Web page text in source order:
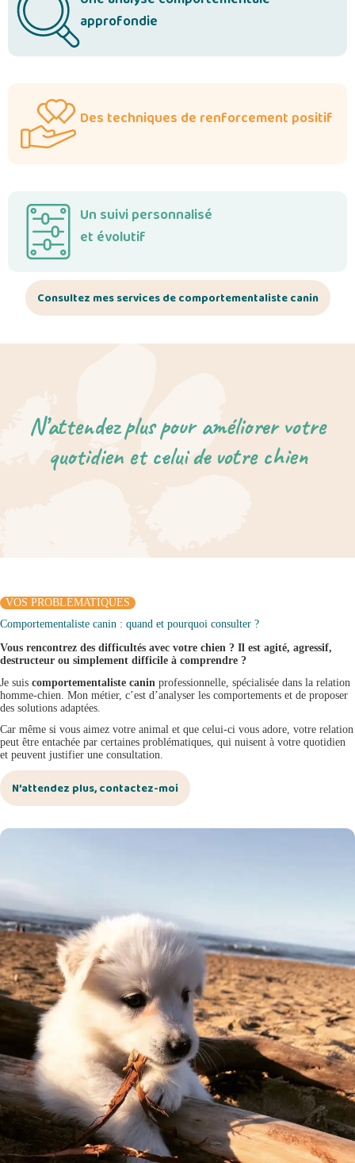
approfondie
Des techniques de renforcement positif
Un suivi personnalisé
et évolutif
Consultez mes services de comportementaliste canin
N’attendez plus pour améliorer votre
quotidien et celui de votre chien
VOS PROBLÉMATIQUES
Comportementaliste canin : quand et pourquoi consulter ?
Vous rencontrez des difficultés avec votre chien ? Il est agité, agressif,
destructeur ou simplement difficile à comprendre ?
Je suis comportementaliste canin professionnelle, spécialisée dans la relation
homme-chien. Mon métier, c’est d’analyser les comportements et de proposer
des solutions adaptées.
Car même si vous aimez votre animal et que celui-ci vous adore, votre relation
peut être entachée par certaines problématiques, qui nuisent à votre quotidien
et peuvent justifier une consultation.
N’attendez plus, contactez-moi